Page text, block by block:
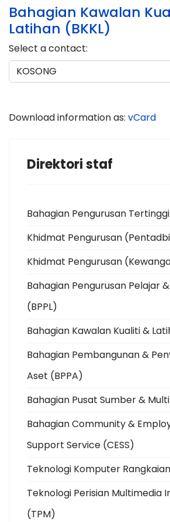
Bahagian Kawalan
Latihan (BKKL)
Select a contact:
Download information as: vCard
Direktori staf
Bahagian Pengurusan Tertinggi
Khidmat Pengurusan
Khidmat Pengurusan
Bahagian Pengurusan Pelajar
(BPPL)
Bahagian Kawalan Kualiti &
Bahagian Pembangunan &
Aset (BPPA)
Bahagian Pusat Sumber &
Bahagian Community &
Support Service (CESS)
Teknologi Komputer
Teknologi Perisian Multimedia
(TPM)